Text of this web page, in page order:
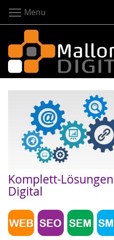
Menu
Komplett-
Digital